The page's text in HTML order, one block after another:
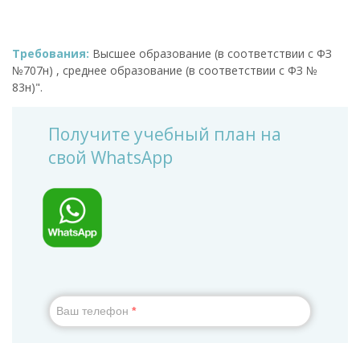
Требования: Высшее образование (в соответствии с ФЗ
№707н) , среднее образование (в соответствии с ФЗ №
83н)".
Получите учебный план на
свой WhatsApp